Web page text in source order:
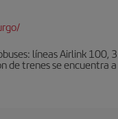
líneas Airlink 100,
de trenes se